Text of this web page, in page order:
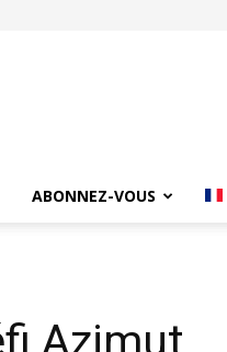
ABONNEZ-VOUS
Azimut